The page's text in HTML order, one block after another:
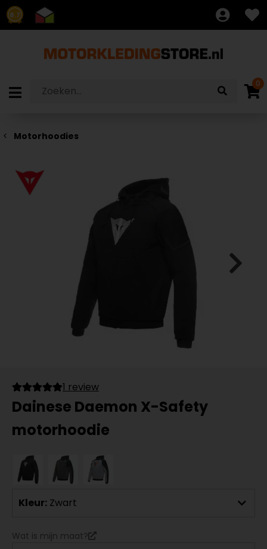
8.7
0
Motorhoodies
1 review
Dainese Daemon X-Safety
motorhoodie
Kleur: Zwart
Wat is mijn maat?